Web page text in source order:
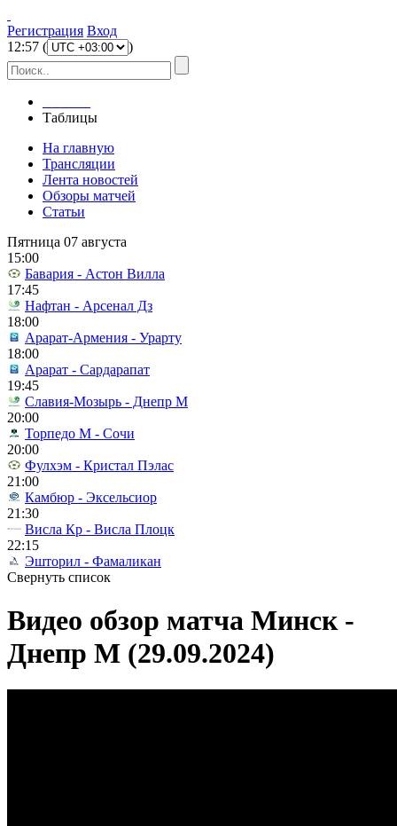
Регистрация Вход
12:57 ( )
Таблицы
На главную
Трансляции
Лента новостей
Обзоры матчей
Статьи
Пятница 07 августа
15:00
Бавария - Астон Вилла
17:45
Нафтан - Арсенал Дз
18:00
Арарат-Армения - Урарту
18:00
Арарат - Сардарапат
19:45
Славия-Мозырь - Днепр М
20:00
Торпедо М - Сочи
20:00
Фулхэм - Кристал Пэлас
21:00
Камбюр - Эксельсиор
21:30
Висла Кр - Висла Плоцк
22:15
Эшторил - Фамаликан
Свернуть список
Видео обзор матча Минск -
Днепр М (29.09.2024)